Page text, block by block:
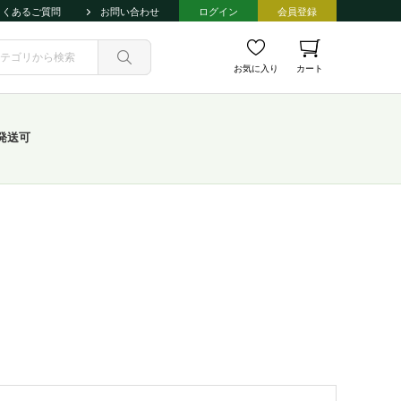
くあるご質問 お問い合わせ ログイン 会員登録
お気に入り カート
送可